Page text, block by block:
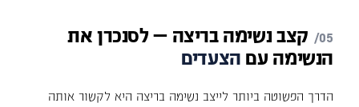
קצבנשימה בריצה — לסנכרןאת
הנשימה עם הצעדים
הדרך הפשוטה ביותר לייצב נשימה בריצה היא לקשור אותה